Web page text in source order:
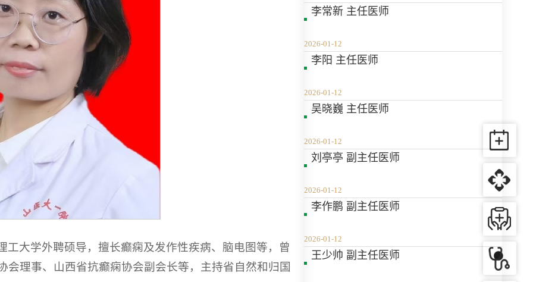
工大学外聘硕导，擅长癫痫及发作性疾病、脑电图等，曾
会理事、山西省抗癫痫协会副会长等，主持省自然和归国
李常新 主任医师
2026-01-12
​李阳 主任医师
2026-01-12
吴晓巍 主任医师
2026-01-12
刘亭亭 副主任医师
2026-01-12
李作鹏 副主任医师
2026-01-12
​王少帅 副主任医师